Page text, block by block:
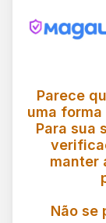
Parece
uma
Para sua
manter
Não se